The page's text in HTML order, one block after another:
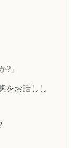
?」
をお話しし